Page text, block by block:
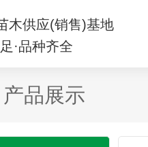
木供应(销售)基地
·品种齐全
产品展示